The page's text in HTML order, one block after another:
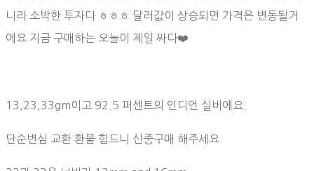
니라 소박한 투자다 ㅎㅎㅎ 달러값이 상승되면 가격은 변동될거
에요 지금 구매하는 오늘이 제일 싸다❤️
13,23,33gm이고 92.5 퍼센트의 인디언 실버에요.
단순변심 교환 환불 힘드니 신중구매 해주세요